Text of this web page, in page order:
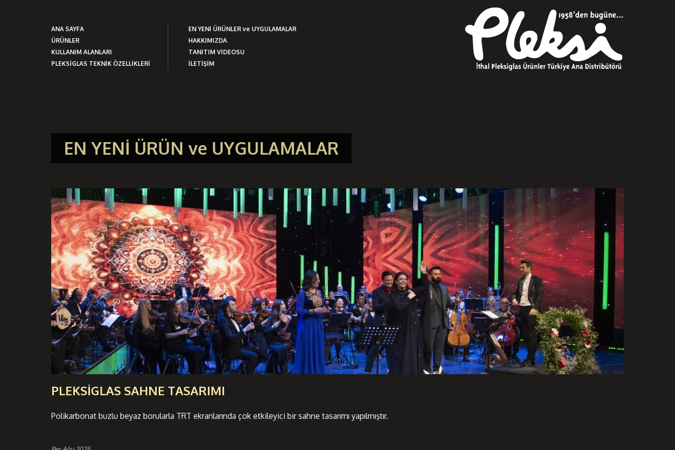
ANA SAYFA
ÜRÜNLER
KULLANIM ALANLARI
PLEKSİGLAS TEKNİK ÖZELLİKLERİ
EN YENİ ÜRÜNLER ve UYGULAMALAR
HAKKIMIZDA
TANITIM VİDEOSU
İLETİŞİM
EN YENİ ÜRÜN ve UYGULAMALAR
PLEKSİGLAS SAHNE TASARIMI
Polikarbonat buzlu beyaz borularla TRT ekranlarında çok etkileyici bir sahne tasarımı yapılmıştır.